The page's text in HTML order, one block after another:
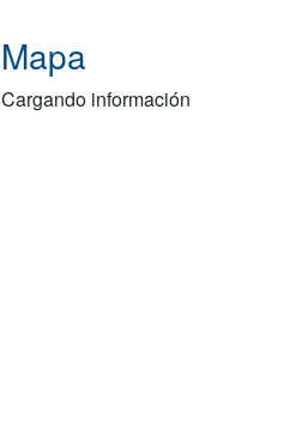
Mapa
Cargando información